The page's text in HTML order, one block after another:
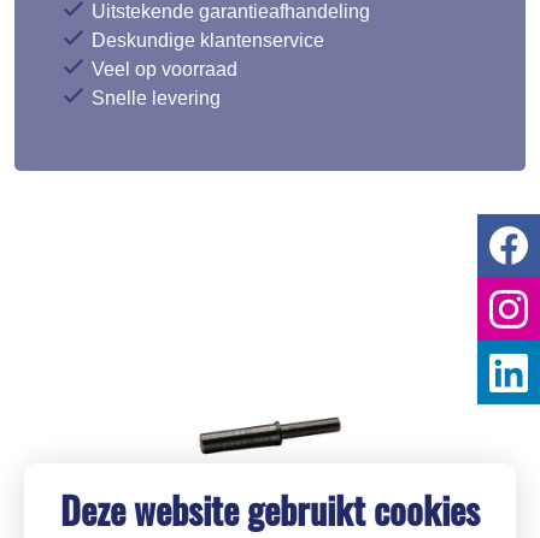
Uitstekende garantieafhandeling
Deskundige klantenservice
Veel op voorraad
Snelle levering
Deze website gebruikt cookies